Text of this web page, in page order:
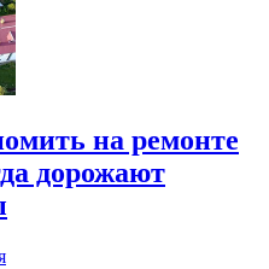
на ремонте
дорожают